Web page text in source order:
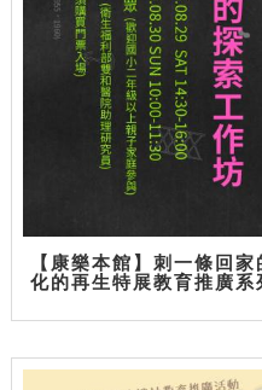
【康樂本館】刺一條回
化的再生特展教育推廣